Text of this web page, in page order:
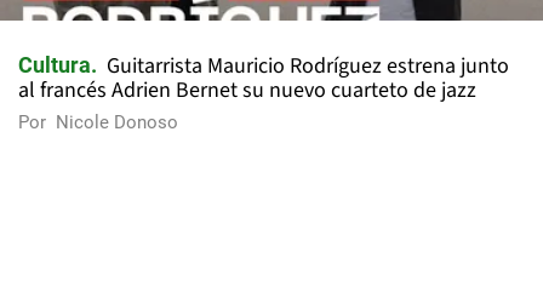
Cultura
Guitarrista Mauricio Rodríguez estrena junto
al francés Adrien Bernet su nuevo cuarteto de jazz
Por Nicole Donoso